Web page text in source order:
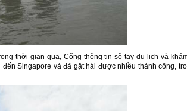
thời gian qua, Cổng thông tin sổ tay du lịch và
Singapore và đã gặt hái được nhiều thành công,